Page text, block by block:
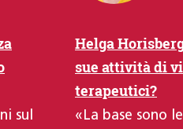
sul
Helga
sue attività di
terapeutici?
«La base sono